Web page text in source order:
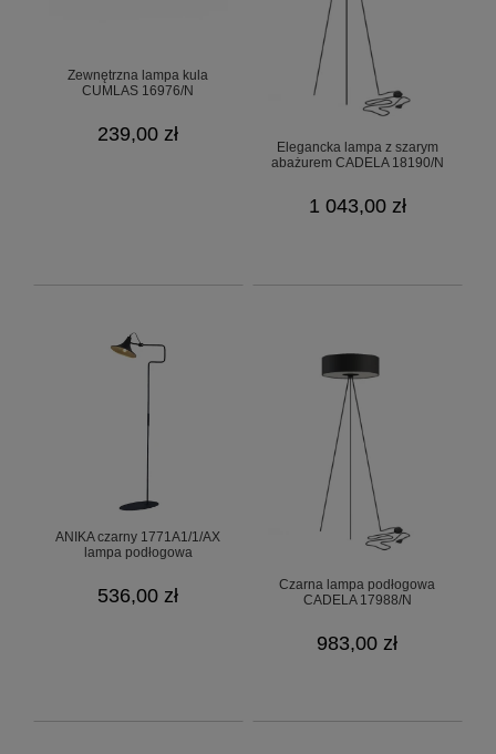
Zewnętrzna lampa kula
CUMLAS 16976/N
239,00 zł
Elegancka lampa z szarym
abażurem CADELA 18190/N
1 043,00 zł
ANIKA czarny 1771A1/1/AX
lampa podłogowa
536,00 zł
Czarna lampa podłogowa
CADELA 17988/N
983,00 zł